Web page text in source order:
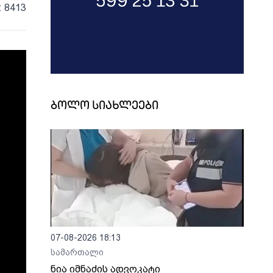
8413
ბოლო სიახლეები
07-08-2026 18:13
სამართალი
ნია იმნაძის ადვოკატი